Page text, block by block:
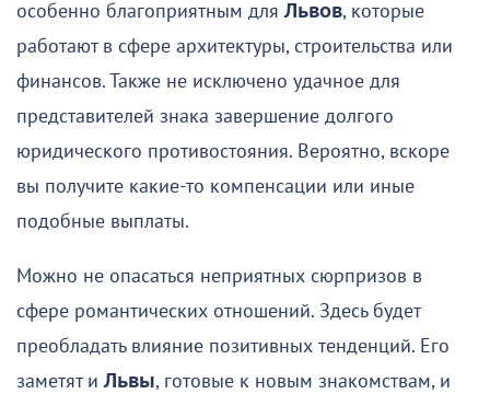
особенно благоприятным дляЛьвов, которые
работают в сфере архитектуры, строительства или
финансов. Также не исключено удачное для
представителей знака завершение долгого
юридического противостояния. Вероятно, вскоре
вы получите какие-то компенсации или иные
подобные выплаты.
Можно не опасаться неприятных сюрпризов в
сфере романтических отношений. Здесь будет
преобладать влияние позитивных тенденций. Его
заметят иЛьвы, готовые к новым знакомствам, и